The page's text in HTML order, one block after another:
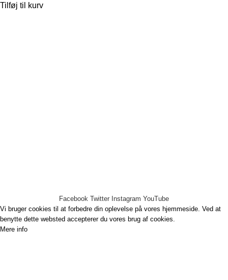
Tilføj til kurv
Facebook Twitter Instagram YouTube
Vi bruger cookies til at forbedre din oplevelse på vores hjemmeside. Ved at
benytte dette websted accepterer du vores brug af cookies.
Mere info